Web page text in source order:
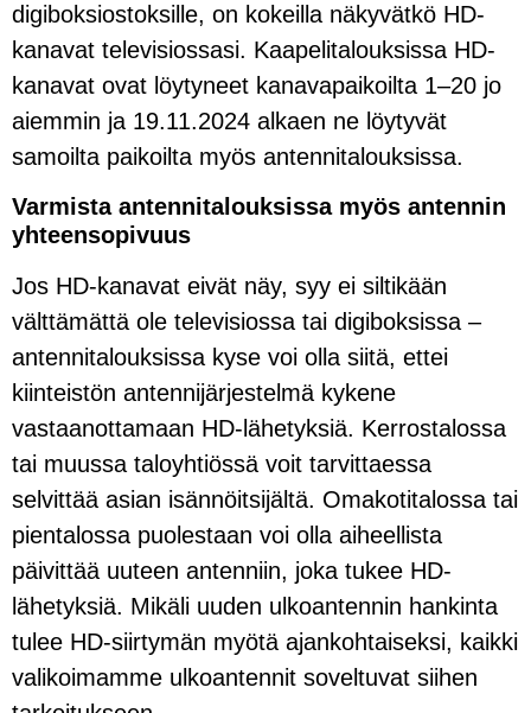
digiboksiostoksille, on kokeilla näkyvätkö HD-
kanavat televisiossasi. Kaapelitalouksissa HD-
kanavat ovat löytyneet kanavapaikoilta 1–20 jo
aiemmin ja 19.11.2024 alkaen ne löytyvät
samoilta paikoilta myös antennitalouksissa.
Varmista antennitalouksissa myös antennin
yhteensopivuus
Jos HD-kanavat eivät näy, syy ei siltikään
välttämättä ole televisiossa tai digiboksissa –
antennitalouksissa kyse voi olla siitä, ettei
kiinteistön antennijärjestelmä kykene
vastaanottamaan HD-lähetyksiä. Kerrostalossa
tai muussa taloyhtiössä voit tarvittaessa
selvittää asian isännöitsijältä. Omakotitalossa tai
pientalossa puolestaan voi olla aiheellista
päivittää uuteen antenniin, joka tukee HD-
lähetyksiä. Mikäli uuden ulkoantennin hankinta
tulee HD-siirtymän myötä ajankohtaiseksi, kaikki
valikoimamme ulkoantennit soveltuvat siihen